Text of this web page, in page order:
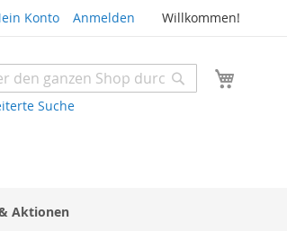
Konto Anmelden Willkommen!
Suche
Suche
Aktionen